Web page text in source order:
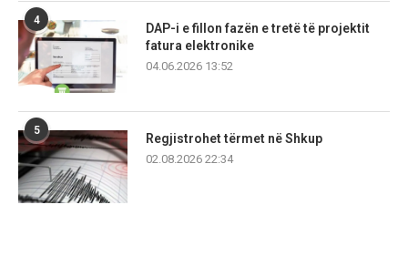
4
DAP-i e fillon fazën e tretë të projektit
fatura elektronike
04.06.2026 13:52
5
Regjistrohet tërmet në Shkup
02.08.2026 22:34